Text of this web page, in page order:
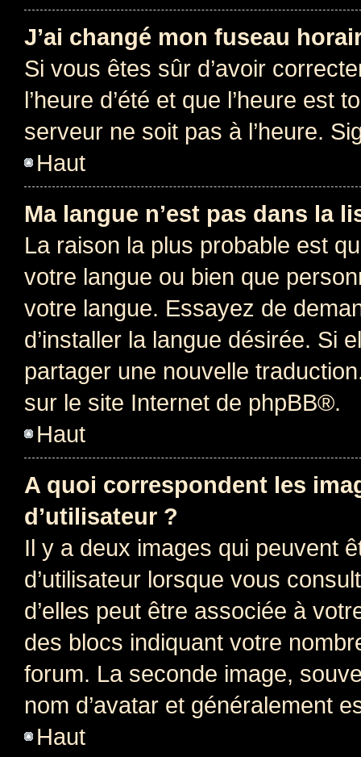
J’ai changé mon fuseau
Si vous êtes sûr d’avoir
l’heure d’été et que l’heure est
serveur ne soit pas à l’heure.
Haut
Ma langue n’est pas dans la
La raison la plus probable est
votre langue ou bien que
votre langue. Essayez de
d’installer la langue désirée. Si
partager une nouvelle
sur le site Internet de phpBB®.
Haut
A quoi correspondent les
d’utilisateur ?
Il y a deux images qui peuvent
d’utilisateur lorsque vous
d’elles peut être associée à
des blocs indiquant votre
forum. La seconde image,
nom d’avatar et généralement
Haut